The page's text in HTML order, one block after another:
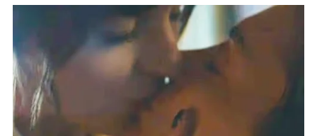
hekimleri eşliğinde kondisyon testleri uygulanan
milli kadro, özellikle hızlı hücum varyasyonları
üzerine yoğunlaştı. Savunmada ise 6‑0 dizilişiyle
rakibin dış atışlarına önlem alınacak.
Maç günü 16.00‑22.00 saatleri arasında Spor Vadisi
güzergâhında toplu taşıma seferleri sıklaştırılacak. İl